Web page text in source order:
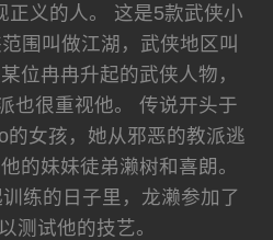
正义的人。 这是5款武侠小
围叫做江湖，武侠地区叫
位冉冉升起的武侠人物，
也很重视他。 传说开头于
的女孩，她从邪恶的教派逃
的妹妹徒弟濑树和喜朗。
练的日子里，龙濑参加了
测试他的技艺。